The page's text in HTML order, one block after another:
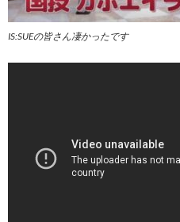
IS:SUEの皆さん凄かったです